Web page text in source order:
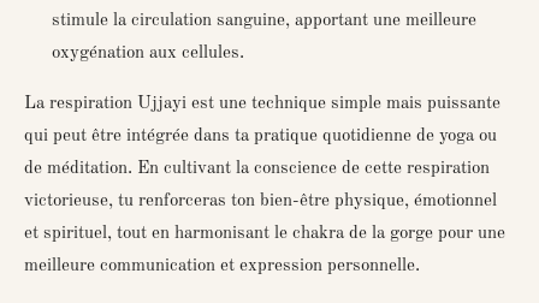
stimule la circulation sanguine, apportant une meilleure
oxygénation aux cellules.
La respiration Ujjayi est une technique simple mais puissante
qui peut être intégrée dans ta pratique quotidienne de yoga ou
de méditation. En cultivant la conscience de cette respiration
victorieuse, tu renforceras ton bien-être physique, émotionnel
et spirituel, tout en harmonisant le chakra de la gorge pour une
meilleure communication et expression personnelle.